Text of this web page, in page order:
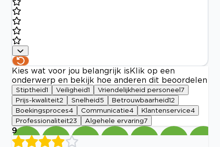
Kies wat voor jou belangrijk is Klik op een
onderwerp en bekijk hoe anderen dit beoordelen
Stiptheid1 Veiligheid1 Vriendelijkheid personeel 7
Prijs-kwaliteit2 Snelheid 5 Betrouwbaarheid12
Boekingsproces4 Communicatie4 Klantenservice4
Professionaliteit23 Algehele ervaring7
9